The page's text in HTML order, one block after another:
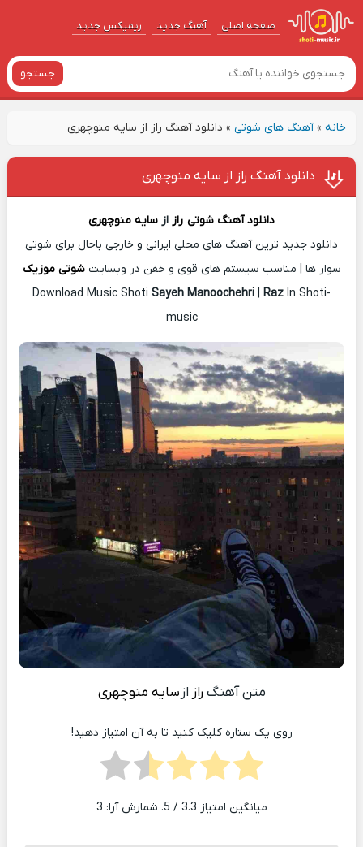
صفحه اصلی آهنگ‌ جدید ریمیکس جدید
جستجو
خانه»آهنگ های شوتی» دانلود آهنگ راز از سایه منوچهری
دانلود آهنگ راز از سایه منوچهری
دانلود آهنگ شوتی راز از سایه منوچهری
دانلود جدید ترین آهنگ های محلی ایرانی و خارجی باحال برای شوتی
سوار ها | مناسب سیستم های قوی و خفن در وبسایتشوتی موزیک
Download Music Shoti Sayeh Manoochehri Raz In Shoti-
music
متن آهنگ راز از سایه منوچهری
روی یک ستاره کلیک کنید تا به آن امتیاز دهید!
میانگین امتیاز 3.3 / 5. شمارش آرا: 3